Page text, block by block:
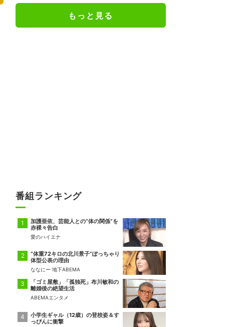
もっと見る
番組ランキング
加護亜依、芸能人との“体の関係”を
赤裸々告白
愛のハイエナ
“体重72キロの北川景子”ぽっちゃり
体型公表の理由
ななにー 地下ABEMA
「ゴミ屋敷」「孤独死」布川敏和の
離婚後の絶望生活
ABEMAエンタメ
小学生ギャル（12歳）の登校姿＆す
っぴんに衝撃